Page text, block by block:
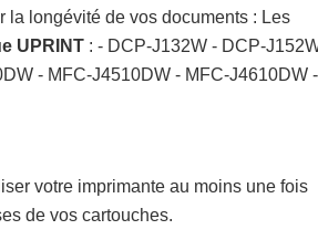
la longévité de vos documents : Les
UPRINT : - DCP-J132W - DCP-
- MFC-J4510DW - MFC-J4610DW -
votre imprimante au moins une fois
de vos cartouches.